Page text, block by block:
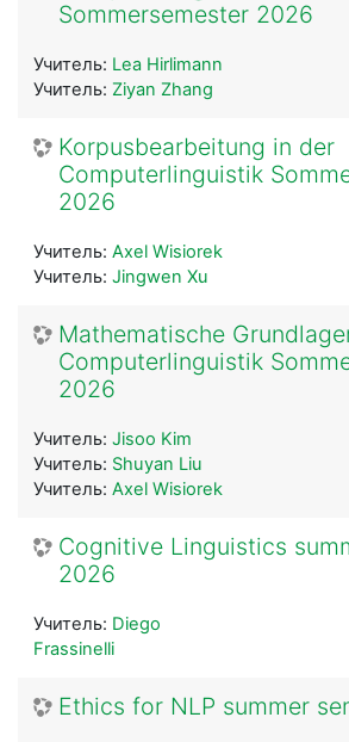
Sommersemester 2026
Учитель: Lea Hirlimann
Учитель: Ziyan Zhang
Korpusbearbeitung in der
Computerlinguistik
2026
Учитель: Axel Wisiorek
Учитель: Jingwen Xu
Mathematische
Computerlinguistik
2026
Учитель: Jisoo Kim
Учитель: Shuyan Liu
Учитель: Axel Wisiorek
Cognitive Linguistics
2026
Учитель: Diego
Frassinelli
Ethics for NLP summer